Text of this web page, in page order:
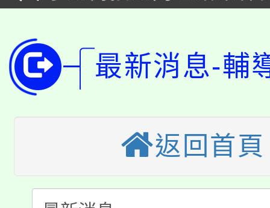
學籍身 分審查程序及
版
淨零綠領人才培育課程
公告本校115學年度第
代理(課)教師甄選結果(
「2026金融保險知識
生本土語及新住民語歌
公告本校115學年度第
公告本校115學年度第
代理(課)教師甄選結果(
轉知中國文化大學推廣
最新消息-輔
返回首頁